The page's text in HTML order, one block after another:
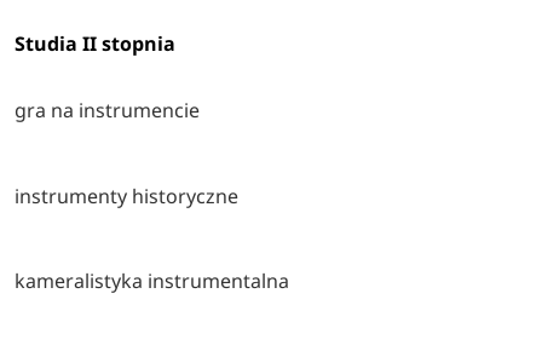
Studia II stopnia
gra na instrumencie
instrumenty historyczne
kameralistyka instrumentalna